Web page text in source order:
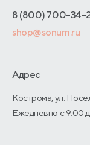
Адреса магазинов
Договор-оферты
Оптовые продажи
О производстве
8 (800) 700-34-
shop@sonum.ru
Адрес
Кострома, ул.
Ежедневно с 9:00